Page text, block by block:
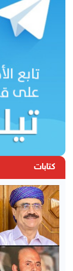
كتابات